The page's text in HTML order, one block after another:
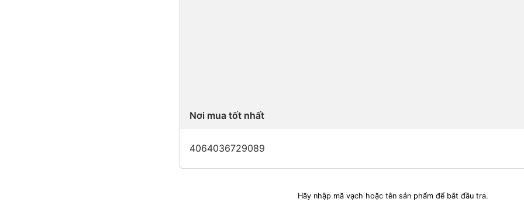
Nơi mua tốt nhất
4064036729089
Hãy nhập mã vạch hoặc tên sản phẩm để bắt đầu tra.